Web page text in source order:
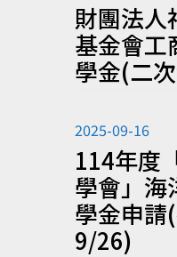
財團法人
基金會工
學金(二
2025-09-16
114年度
學會」海
學金申請
9/26)